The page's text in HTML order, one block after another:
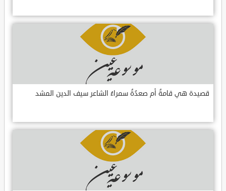
قصيدة هي قامةُ أم صعدُةُ سمراءُ الشاعر سيف الدين المشد